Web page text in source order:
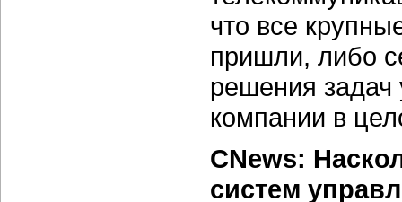
что все
пришли, либо
решения задач
компании в
CNews:
систем